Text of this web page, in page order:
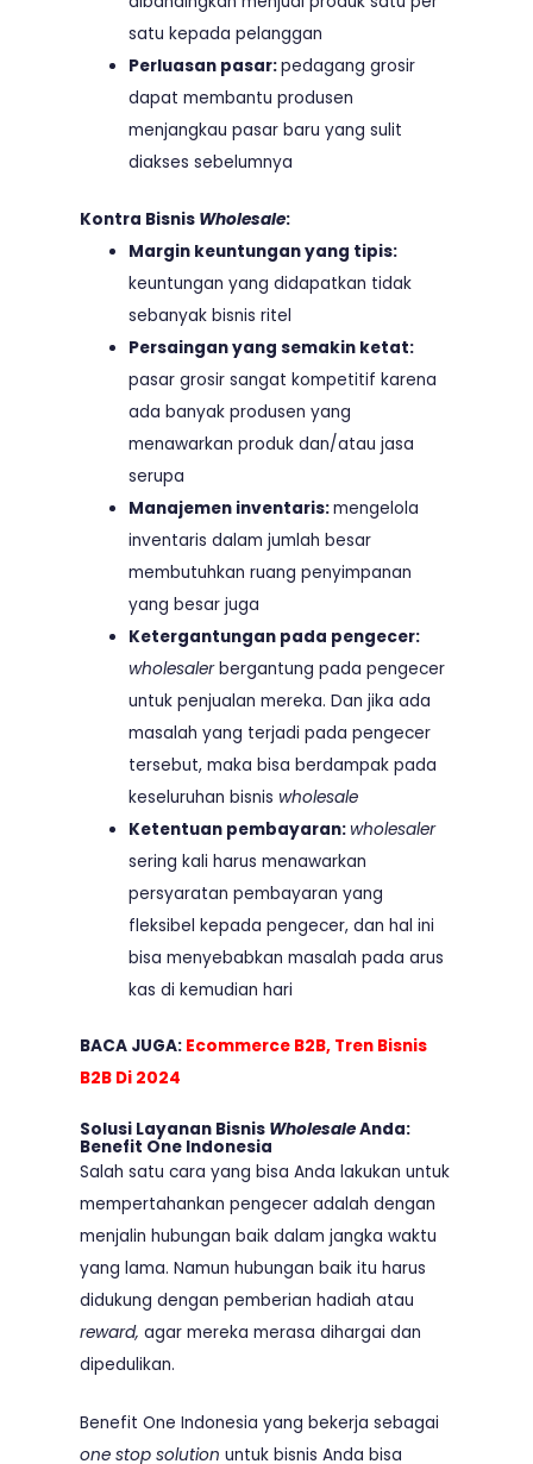
satu kepada pelanggan
Perluasan pasar:pedagang grosir
dapat membantu produsen
menjangkau pasar baru yang sulit
diakses sebelumnya
Kontra Bisnis Wholesale:
Margin keuntungan yang tipis:
keuntungan yang didapatkan tidak
sebanyak bisnis ritel
Persaingan yang semakin ketat:
pasar grosir sangat kompetitif karena
ada banyak produsen yang
menawarkan produk dan/atau jasa
serupa
Manajemen inventaris:mengelola
inventaris dalam jumlah besar
membutuhkan ruang penyimpanan
yang besar juga
Ketergantungan pada pengecer:
wholesalerbergantung pada pengecer
untuk penjualan mereka. Dan jika ada
masalah yang terjadi pada pengecer
tersebut, maka bisa berdampak pada
keseluruhan bisnis wholesale
Ketentuan pembayaran:wholesaler
sering kali harus menawarkan
persyaratan pembayaran yang
fleksibel kepada pengecer, dan hal ini
bisa menyebabkan masalah pada arus
kas di kemudian hari
BACA JUGA: Ecommerce B2B, Tren Bisnis
B2B Di 2024
Solusi Layanan Bisnis WholesaleAnda:
Benefit One Indonesia
Salah satu cara yang bisa Anda lakukan untuk
mempertahankan pengecer adalah dengan
menjalin hubungan baik dalam jangka waktu
yang lama. Namun hubungan baik itu harus
didukung dengan pemberian hadiah atau
reward, agar mereka merasa dihargai dan
dipedulikan.
Benefit One Indonesia yang bekerja sebagai
one stop solution untuk bisnis Anda bisa